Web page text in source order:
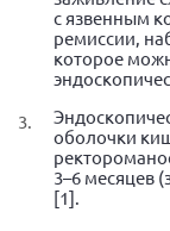
Четвертый
Пятый съезд
Шестой
ОФ «Фонд
склерозом»
Новости:
с язвенным
ремиссии,
которое
оболочки
3–6 месяцев
[1].